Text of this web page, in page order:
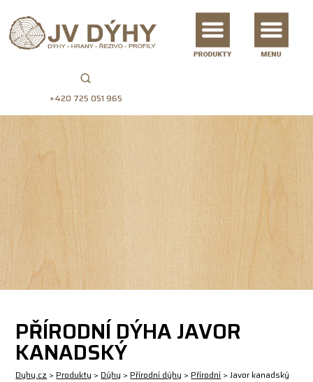
+420 725 051 965
PŘÍRODNÍ DÝHA JAVOR
KANADSKÝ
Dyhy.cz > Produkty > Dýhy > Přírodní dýhy > Přírodní >Javor kanadský